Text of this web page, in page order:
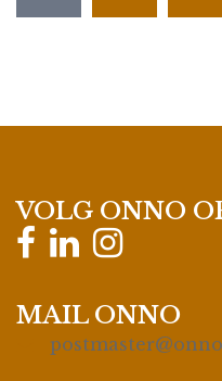
VOLG ONNO
MAIL ONNO